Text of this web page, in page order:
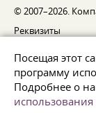
Посещая этот
программу
Подробнее о
использования
© 2007–2026.
Реквизиты
Уведомление об
Защита данных